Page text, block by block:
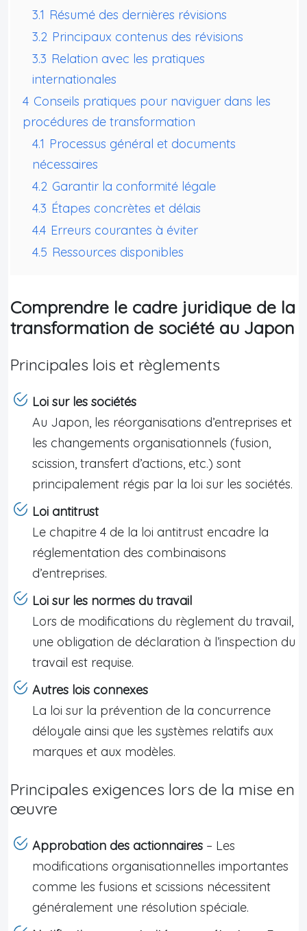
3.1 Résumé des dernières révisions
3.2 Principaux contenus des révisions
3.3 Relation avec les pratiques
internationales
4 Conseils pratiques pour naviguer dans les
procédures de transformation
4.1 Processus général et documents
nécessaires
4.2 Garantir la conformité légale
4.3 Étapes concrètes et délais
4.4 Erreurs courantes à éviter
4.5 Ressources disponibles
Comprendre le cadre juridique de la
transformation de société au Japon
Principales lois et règlements
Loi sur les sociétés
Au Japon, les réorganisations d’entreprises et
les changements organisationnels (fusion,
scission, transfert d’actions, etc.) sont
principalement régis par la loi sur les sociétés.
Loi antitrust
Le chapitre 4 de la loi antitrust encadre la
réglementation des combinaisons
d’entreprises.
Loi sur les normes du travail
Lors de modifications du règlement du travail,
une obligation de déclaration à l’inspection du
travail est requise.
Autres lois connexes
La loi sur la prévention de la concurrence
déloyale ainsi que les systèmes relatifs aux
marques et aux modèles.
Principales exigences lors de la mise en
œuvre
Approbation des actionnaires – Les
modifications organisationnelles importantes
comme les fusions et scissions nécessitent
généralement une résolution spéciale.